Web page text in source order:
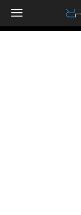
RallyandRaces.com